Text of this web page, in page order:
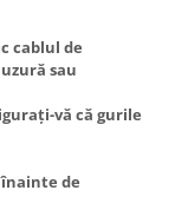
cablul de
sau
vă că gurile
de